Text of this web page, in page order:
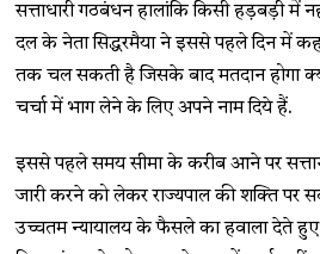
सत्ताधारी गठबंधन हालांकि किसी हड़बड़ी में
दल के नेता सिद्धरमैया ने इससे पहले दिन में कहा
तक चल सकती है जिसके बाद मतदान होगा
चर्चा में भाग लेने के लिए अपने नाम दिये हैं.
इससे पहले समय सीमा के करीब आने पर
जारी करने को लेकर राज्यपाल की शक्ति पर
उच्चतम न्यायालय के फैसले का हवाला देते हुए